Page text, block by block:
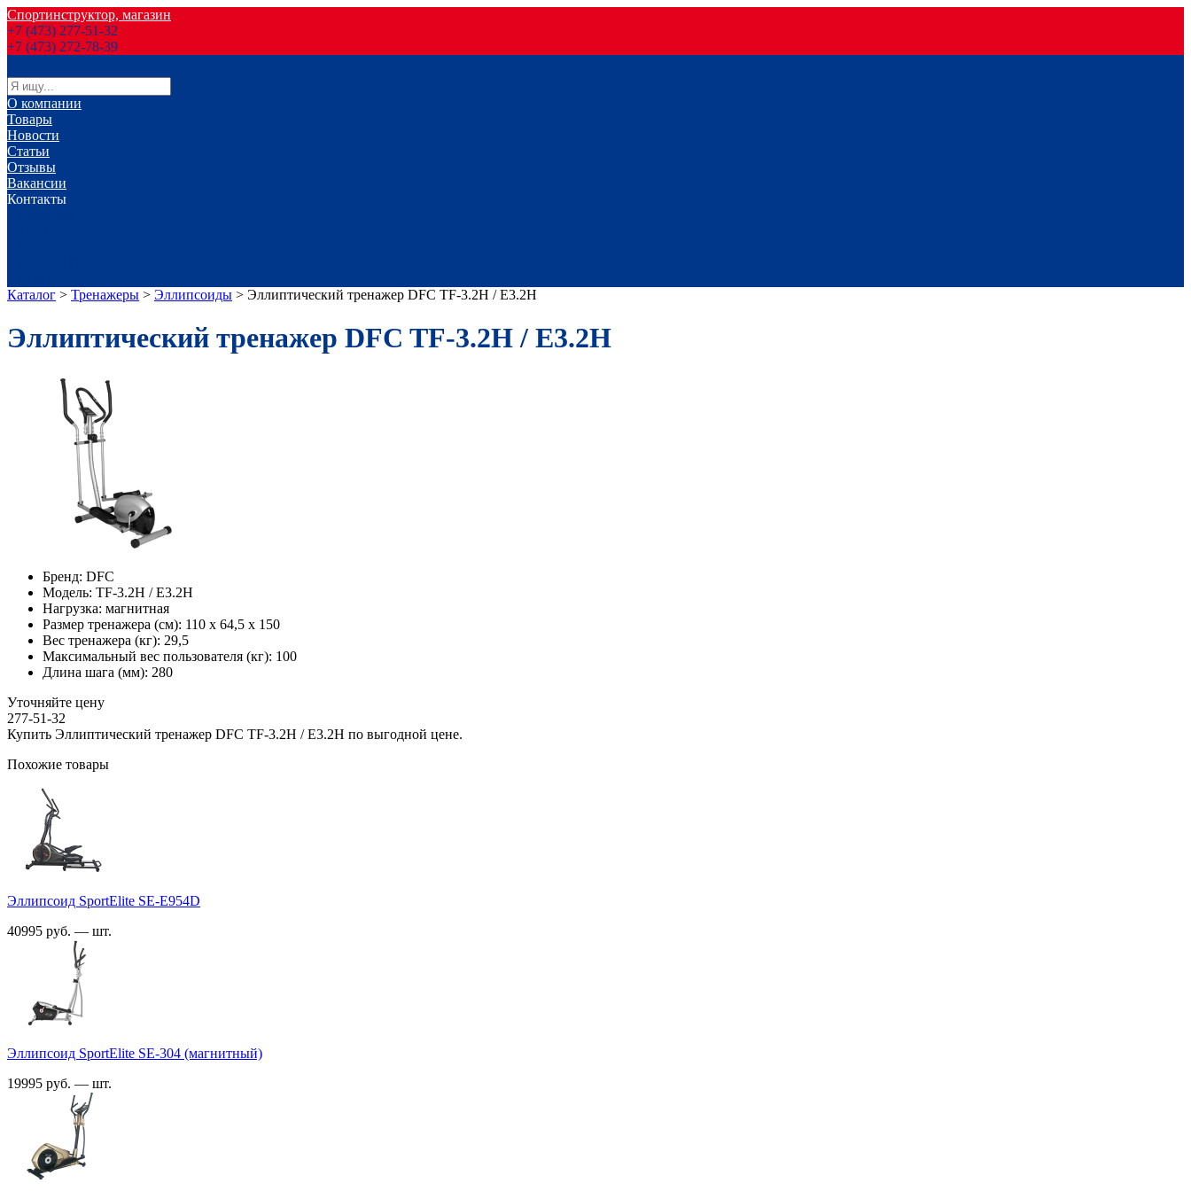
Спортинструктор, магазин
+7 (473) 277-51-32
+7 (473) 272-78-39
О компании
Товары
Новости
Статьи
Отзывы
Вакансии
Контакты
Каталог > Тренажеры > Эллипсоиды > Эллиптический тренажер DFC TF-3.2H / E3.2H
Эллиптический тренажер DFC TF-3.2H / E3.2H
Бренд: DFC
Модель: TF-3.2H / E3.2H
Нагрузка: магнитная
Размер тренажера (см): 110 x 64,5 x 150
Вес тренажера (кг): 29,5
Максимальный вес пользователя (кг): 100
Длина шага (мм): 280
Уточняйте цену
277-51-32
Купить Эллиптический тренажер DFC TF-3.2H / E3.2H по выгодной цене.
Похожие товары
Эллипсоид SportElite SE-E954D
40995 руб. — шт.
Эллипсоид SportElite SE-304 (магнитный)
19995 руб. — шт.